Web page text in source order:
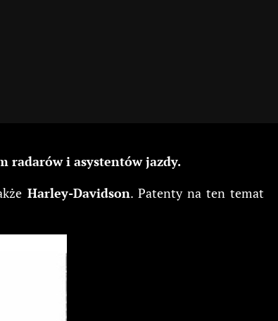
radarów i asystentów jazdy.
Harley-Davidson. Patenty na ten temat